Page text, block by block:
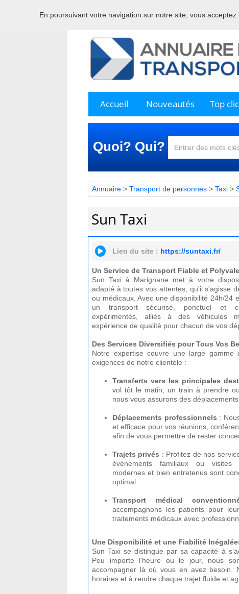
Accueil Nouveautés Top
Quoi? Qui?
Annuaire > Transport de personnes > Taxi >
Sun Taxi
Lien du site : https://suntaxi.fr/
Un Service de Transport Fiable et
Sun Taxi à Marignane met à votre
adapté à toutes vos attentes, qu'il s'agisse
ou médicaux. Avec une disponibilité 24h/24
un transport sécurisé, ponctuel et
expérimentés, alliés à des véhicules
expérience de qualité pour chacun de vos
Des Services Diversifiés pour Tous Vos
Notre expertise couvre une large
exigences de notre clientèle :
Transferts vers les principales
vol tôt le matin, un train à prendre
nous vous assurons des
Déplacements professionnels :
et efficace pour vos réunions,
afin de vous permettre de rester
Trajets privés : Profitez de nos
événements familiaux ou visites
modernes et bien entretenus sont
optimal.
Transport médical
accompagnons les patients pour
traitements médicaux avec
Une Disponibilité et une Fiabilité
Sun Taxi se distingue par sa capacité à
Peu importe l’heure ou le jour, nous
accompagner là où vous en avez besoin.
horaires et à rendre chaque trajet fluide et
En poursuivant votre navigation sur notre site, vous